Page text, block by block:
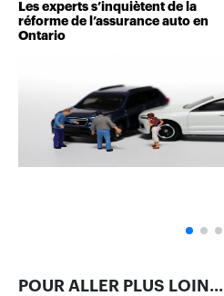
Les experts s’inquiètent de la
réforme de l’assurance auto en
Ontario
POUR ALLER PLUS LOIN...